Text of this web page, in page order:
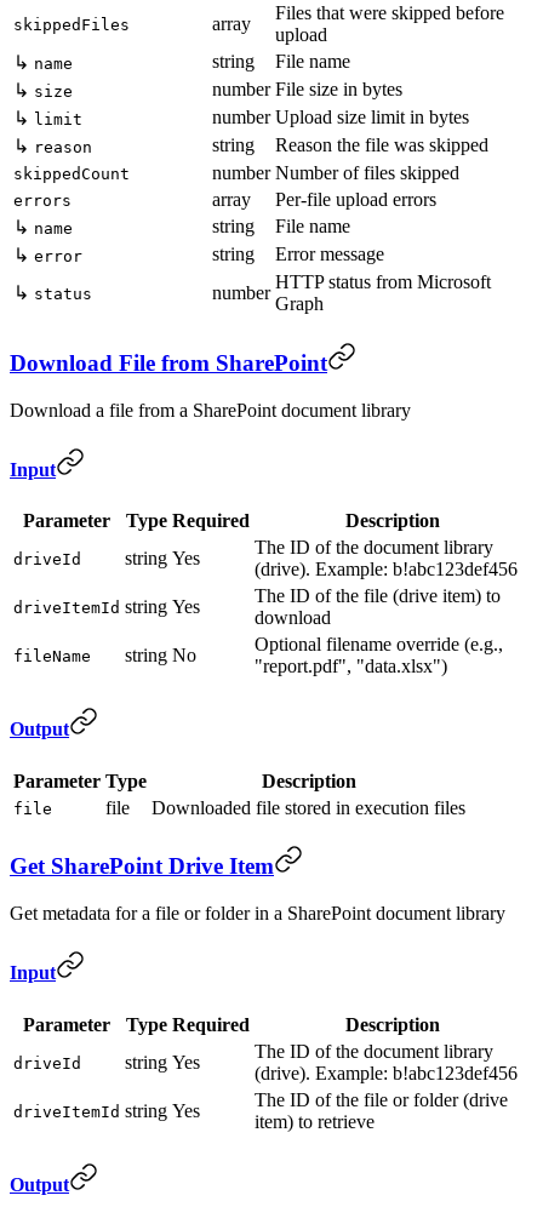
skippedFiles array
Files that were skipped before
upload
↳ name string
File name
↳ size number File size in bytes
↳ limit number Upload size limit in bytes
↳ reason string Reason the file was skipped
skippedCount number Number of files skipped
errors array
Per-file upload errors
↳ name string
File name
↳ error string
Error message
↳ status number
HTTP status from Microsoft
Graph
Download File from SharePoint
Download a file from a SharePoint document library
Input
Parameter Type Required Description
driveId string Yes
The ID of the document library
(drive). Example: b!abc123def456
driveItemId string Yes
The ID of the file (drive item) to
download
fileName string No
Optional filename override (e.g.,
"report.pdf", "data.xlsx")
Output
Parameter Type Description
file file Downloaded file stored in execution files
Get SharePoint Drive Item
Get metadata for a file or folder in a SharePoint document library
Input
Parameter Type Required Description
driveId string Yes
The ID of the document library
(drive). Example: b!abc123def456
driveItemId string Yes
The ID of the file or folder (drive
item) to retrieve
Output